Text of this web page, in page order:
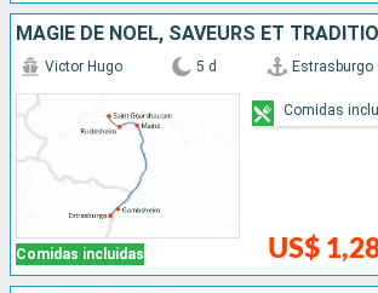
Comidas incluidas
Victor Hugo 5 d Estrasburgo
US$
Comidas